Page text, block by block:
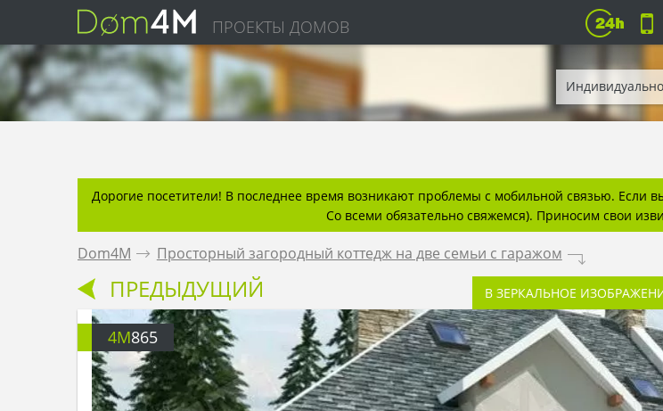
ПРОЕКТЫ ДОМОВ
Дорогие посетители! В последнее время возникают проблемы с мобильной связью. Если
Со всеми обязательно свяжемся). Приносим свои
Dom4M . Просторный загородный коттедж на две семьи с гаражом .
ПРЕДЫДУЩИЙ В ЗЕРКАЛЬНОЕ
4M865